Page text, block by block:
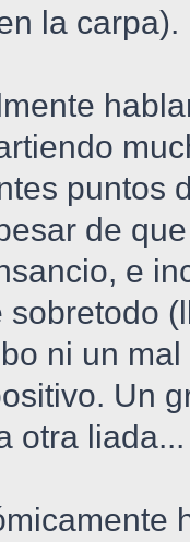
la carpa).
puntos
de
e
sobretodo
ni un
Un
otra liada...